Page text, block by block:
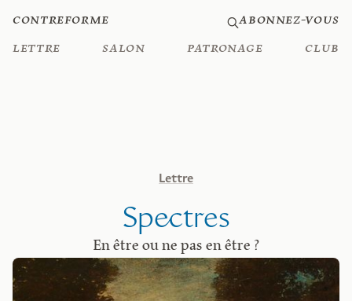
Contreforme
Lettre
Salon Patronage Club
Abonnez-vous
Lettre
Spectres
En être ou ne pas en être ?